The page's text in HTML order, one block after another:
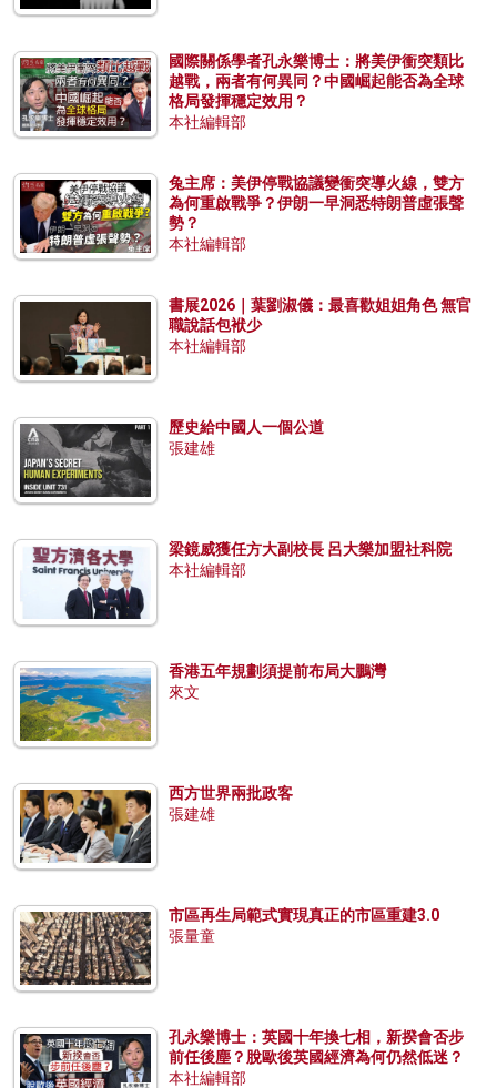
國際關係學者孔永樂博士：將美伊衝突類比
越戰，兩者有何異同？中國崛起能否為全球
格局發揮穩定效用？
本社編輯部
兔主席：美伊停戰協議變衝突導火線，雙方
為何重啟戰爭？伊朗一早洞悉特朗普虛張聲
勢？
本社編輯部
書展2026｜葉劉淑儀：最喜歡姐姐角色 無官
職說話包袱少
本社編輯部
歷史給中國人一個公道
張建雄
梁鏡威獲任方大副校長 呂大樂加盟社科院
本社編輯部
香港五年規劃須提前布局大鵬灣
來文
西方世界兩批政客
張建雄
市區再生局範式實現真正的市區重建3.0
張量童
孔永樂博士：英國十年換七相，新揆會否步
前任後塵？脫歐後英國經濟為何仍然低迷？
本社編輯部